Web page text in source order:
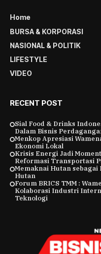
Home
BURSA & KORPORASI
NASIONAL & POLITIK
LIFESTYLE
VIDEO
RECENT POST
Sial Food & Drinks
Dalam Bisnis
Menkop Apresiasi
Ekonomi Lokal
Krisis Energi Jadi
Reformasi Transportasi
Memaknai Hutan
Hutan
Forum BRICS TMM :
Kolaborasi Industri
Teknologi